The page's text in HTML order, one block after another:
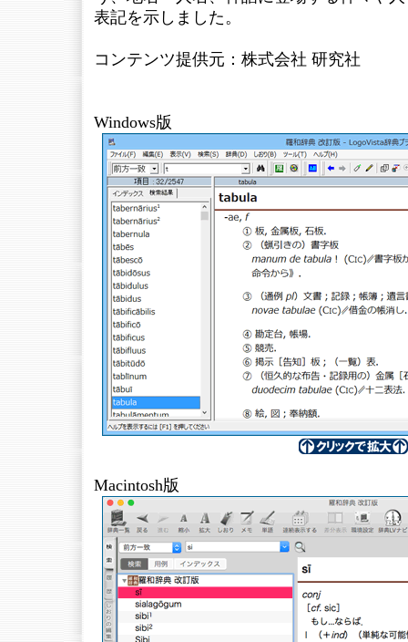
表記を示しました。
コンテンツ提供元：株式会社 研究社
Windows版
Macintosh版